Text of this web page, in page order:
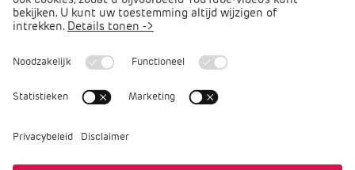
Arbocatalogus PO
Arbomeester